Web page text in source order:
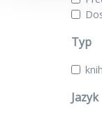
Typ
Jazyk